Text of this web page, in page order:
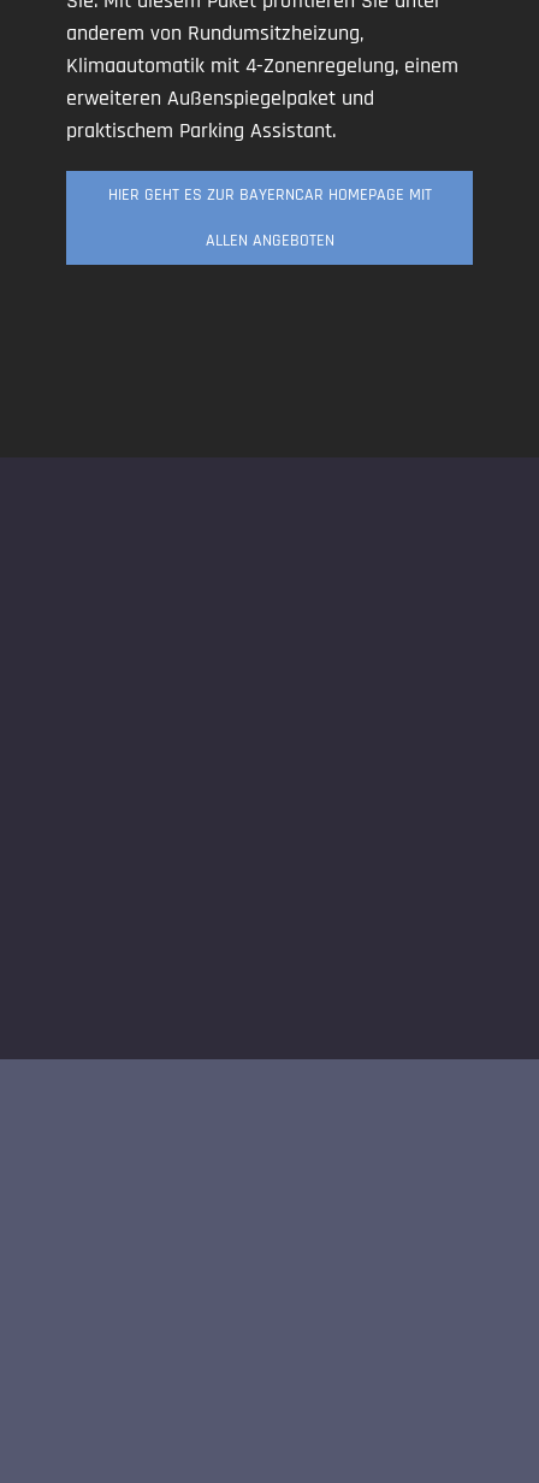
anderem von Rundumsitzheizung,
Klimaautomatik mit 4-Zonenregelung, einem
erweiteren Außenspiegelpaket und
praktischem Parking Assistant.
HIER GEHT ES ZUR BAYERNCAR HOMEPAGE MIT
ALLEN ANGEBOTEN